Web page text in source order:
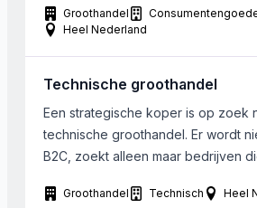
kan ook interessant zijn. Gekeken
bedrijven met een omzet tot
Groothandel
Heel Nederland
Technische groothandel
Een strategische koper is op zoek
technische groothandel. Er wordt
B2C, zoekt alleen maar bedrijven
productie/ veredelen van de
Groothandel Technisch Heel